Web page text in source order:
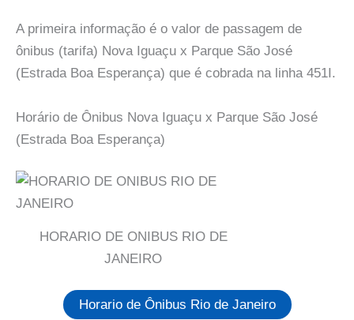
A primeira informação é o valor de passagem de
ônibus (tarifa) Nova Iguaçu x Parque São José
(Estrada Boa Esperança) que é cobrada na linha 451I.
Horário de Ônibus Nova Iguaçu x Parque São José
(Estrada Boa Esperança)
HORARIO DE ONIBUS RIO DE
JANEIRO
Horario de Ônibus Rio de Janeiro